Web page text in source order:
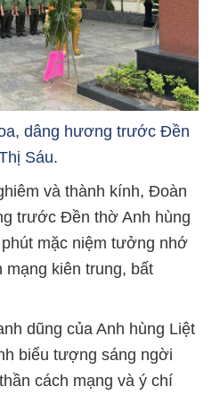
dâng hương trước Đền
Sáu.
và thành kính, Đoàn
trước Đền thờ Anh hùng
mặc niệm tưởng nhớ
kiên trung, bất
dũng của Anh hùng Liệt
biểu tượng sáng ngời
cách mạng và ý chí